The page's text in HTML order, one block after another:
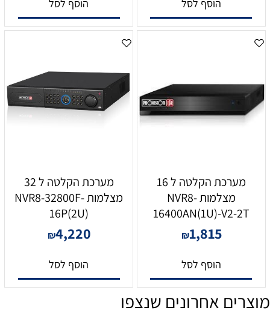
הוסף לסל הוסף לסל
מערכת הקלטה ל 16
מצלמות NVR8-
16400AN(1U)-V2-2T
₪1,815
הוסף לסל
מערכת הקלטה ל 32
מצלמות NVR8-32800F-
16P(2U)
₪4,220
הוסף לסל
מוצרים אחרונים שנצפו